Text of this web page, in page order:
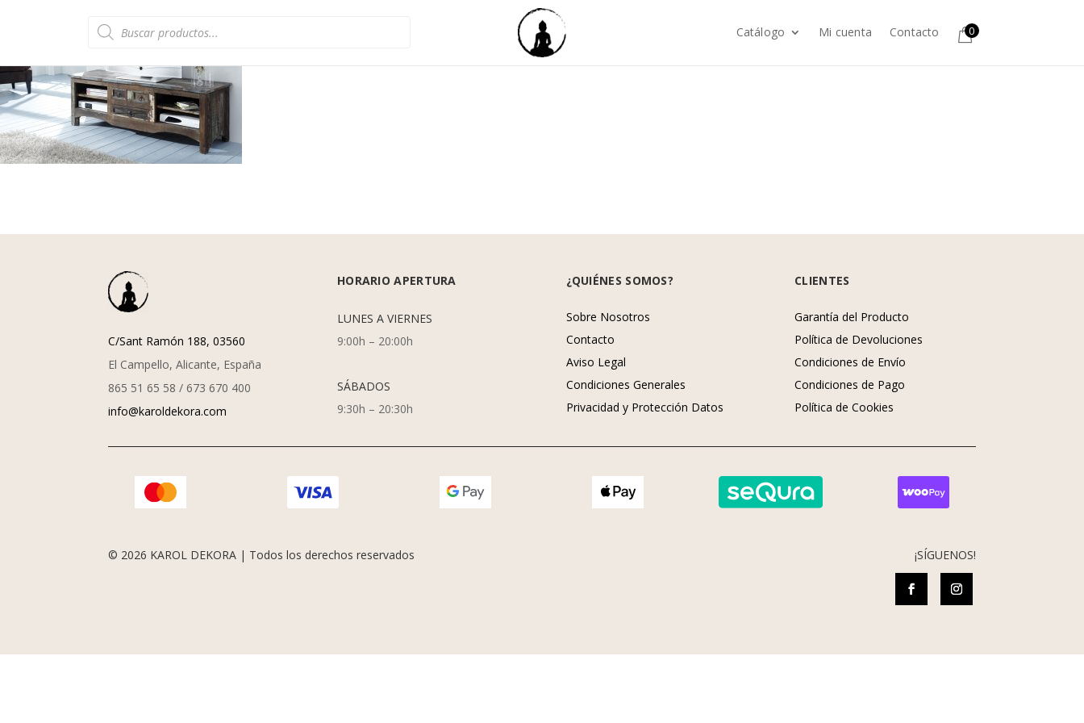
Búsqueda
de
productos
Catálogo Mi cuenta Contacto 0
C/Sant Ramón 188, 03560
El Campello, Alicante, España
865 51 65 58 / 673 670 400
info@karoldekora.com
HORARIO APERTURA
LUNES A VIERNES
9:00h – 20:00h
SÁBADOS
9:30h – 20:30h
¿QUIÉNES SOMOS?
Sobre Nosotros
Contacto
Aviso Legal
Condiciones Generales
Privacidad y Protección Datos
CLIENTES
Garantía del Producto
Política de Devoluciones
Condiciones de Envío
Condiciones de Pago
Política de Cookies
© 2026 KAROL DEKORA | Todos los derechos reservados ¡SÍGUENOS!